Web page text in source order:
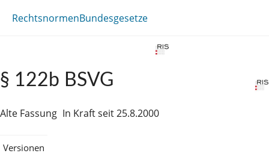
RechtsnormenBundesgesetze
§ 122b BSVG
Alte Fassung In Kraft seit 25.8.2000
Versionen